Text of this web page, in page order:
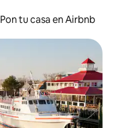
Pon tu casa en Airbnb